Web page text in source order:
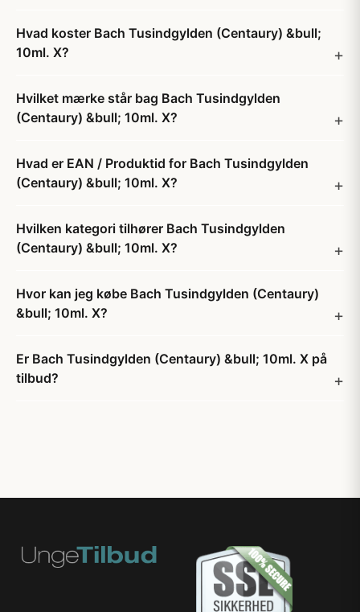
Hvad koster Bach Tusindgylden (Centaury) &bull;
10ml. X?
Hvilket mærke står bag Bach Tusindgylden
(Centaury) &bull; 10ml. X?
Hvad er EAN / Produktid for Bach Tusindgylden
(Centaury) &bull; 10ml. X?
Hvilken kategori tilhører Bach Tusindgylden
(Centaury) &bull; 10ml. X?
Hvor kan jeg købe Bach Tusindgylden (Centaury)
&bull; 10ml. X?
Er Bach Tusindgylden (Centaury) &bull; 10ml. X på
tilbud?